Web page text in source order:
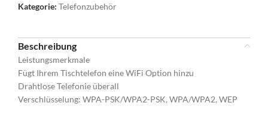
Kategorie: Telefonzubehör
Beschreibung
Leistungsmerkmale
Fügt Ihrem Tischtelefon eine WiFi Option hinzu
Drahtlose Telefonie überall
Verschlüsselung: WPA-PSK/WPA2-PSK, WPA/WPA2, WEP